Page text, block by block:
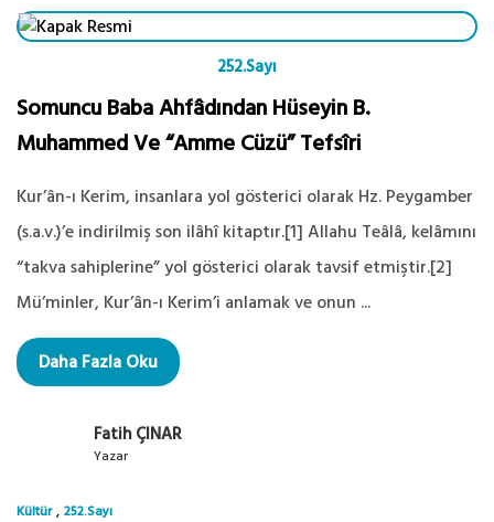
252.Sayı
Somuncu Baba Ahfâdından Hüseyin B.
Muhammed Ve “Amme Cüzü” Tefsîri
Kur’ân-ı Kerim, insanlara yol gösterici olarak Hz. Peygamber
(s.a.v.)’e indirilmiş son ilâhî kitaptır.[1] Allahu Teâlâ, kelâmını
“takva sahiplerine” yol gösterici olarak tavsif etmiştir.[2]
Mü’minler, Kur’ân-ı Kerim’i anlamak ve onun ...
Daha Fazla Oku
Fatih ÇINAR
Yazar
Kültür , 252.Sayı